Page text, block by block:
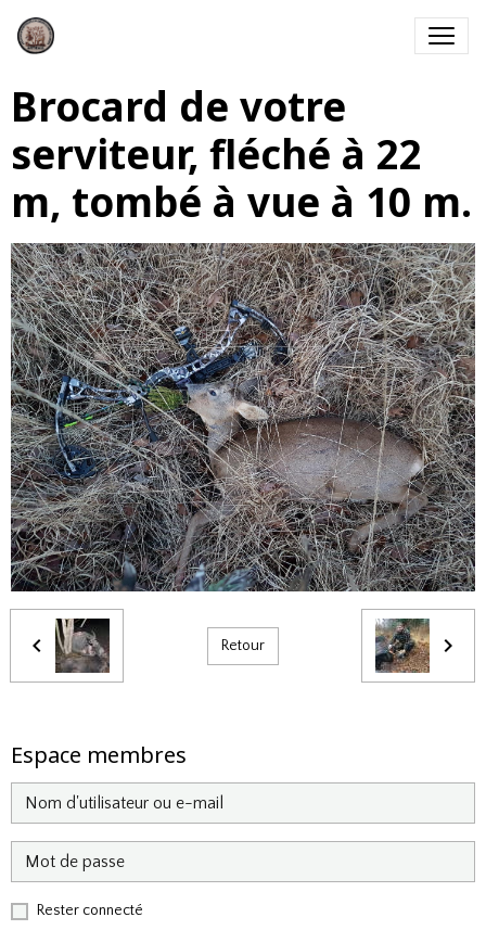
Brocard de votre
serviteur, fléché à 22
m, tombé à vue à 10 m.
Retour
Espace membres
Rester connecté